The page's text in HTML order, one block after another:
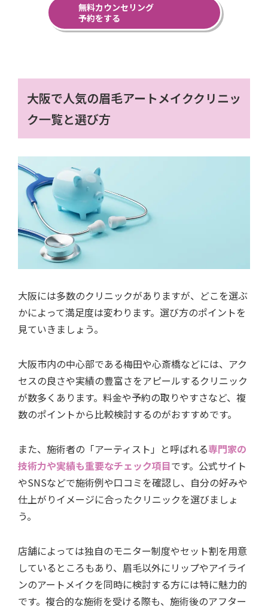
無料カウンセリング
予約をする
大阪で人気の眉毛アートメイククリニッ
ク一覧と選び方
大阪には多数のクリニックがありますが、どこを選ぶ
かによって満足度は変わります。選び方のポイントを
見ていきましょう。
大阪市内の中心部である梅田や心斎橋などには、アク
セスの良さや実績の豊富さをアピールするクリニック
が数多くあります。料金や予約の取りやすさなど、複
数のポイントから比較検討するのがおすすめです。
また、施術者の「アーティスト」と呼ばれる専門家の
技術力や実績も重要なチェック項目です。公式サイト
やSNSなどで施術例や口コミを確認し、自分の好みや
仕上がりイメージに合ったクリニックを選びましょ
う。
店舗によっては独自のモニター制度やセット割を用意
しているところもあり、眉毛以外にリップやアイライ
ンのアートメイクを同時に検討する方には特に魅力的
です。複合的な施術を受ける際も、施術後のアフター